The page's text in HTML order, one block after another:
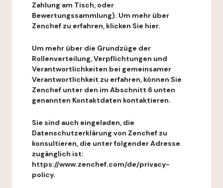
Zahlung am Tisch, oder
Bewertungssammlung). Um mehr über
Zenchef zu erfahren, klicken Sie hier.
Um mehr über die Grundzüge der
Rollenverteilung, Verpflichtungen und
Verantwortlichkeiten bei gemeinsamer
Verantwortlichkeit zu erfahren, können Sie
Zenchef unter den im Abschnitt 6 unten
genannten Kontaktdaten kontaktieren.
Sie sind auch eingeladen, die
Datenschutzerklärung von Zenchef zu
konsultieren, die unter folgender Adresse
zugänglich ist:
https://www.zenchef.com/de/privacy-
policy.